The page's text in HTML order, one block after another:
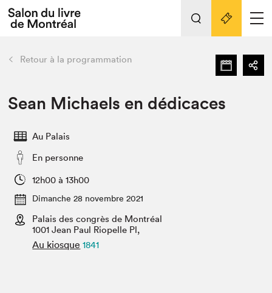
Espace médias
Espace exposant⋅e⋅s
Tout sur l'édition 2022
Actualités
Vidéos et Balados
Club de lecture Braindate
retour Nos activités
Édition 2022
Planifier sa visite
Projets partenaires 2022
Archives
Liens pratiques
Retour à la programmation
Sean Michaels en dédicaces
Au Palais
En personne
12h00 à 13h00
Dimanche 28 novembre 2021
Palais des congrès de Montréal
1001 Jean Paul Riopelle Pl,
Au kiosque 1841